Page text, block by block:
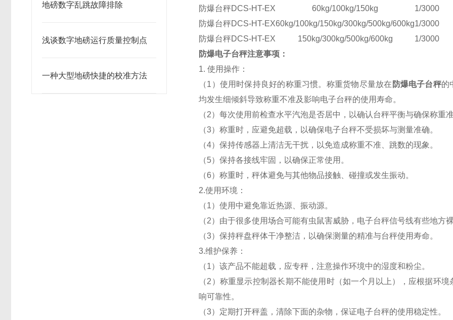
地磅数字乱跳故障排除
浅谈数字地磅运行质量控制点
一种大型地磅快捷的校准方法
防爆台秤DCS-HT-EX 60kg/100kg/150kg
1/3000
防爆台秤DCS-HT-EX60kg/100kg/150kg/300kg/500kg/600kg1/3000
防爆台秤DCS-HT-EX 150kg/300kg/500kg/600kg
1/3000
防爆电子台秤注意事项：
1. 使用操作：
（1）使用时保持良好的称重习惯。称重货物尽量放在 防爆电子台秤的
均发生细倾斜导致称重不准及影响电子台秤的使用寿命。
（2）每次使用前检查水平汽泡是否居中，以确认台秤平衡与确保称重准
（3）称重时，应避免超载，以确保电子台秤不受损坏与测量准确。
（4）保持传感器上清洁无干扰，以免造成称重不准、跳数的现象。
（5）保持各接线牢固，以确保正常使用。
（6）称重时，秤体避免与其他物品接触、碰撞或发生振动。
2.使用环境：
（1）使用中避免靠近热源、振动源。
（2）由于很多使用场合可能有虫鼠害威胁，电子台秤信号线有些地方
（3）保持秤盘秤体干净整洁，以确保测量的精准与台秤使用寿命。
3.维护保养：
（1）该产品不能超载，应专秤，注意操作环境中的湿度和粉尘。
（2）称重显示控制器长期不能使用时（如一个月以上），应根据环
响可靠性。
（3）定期打开秤盖，清除下面的杂物，保证电子台秤的使用稳定性。